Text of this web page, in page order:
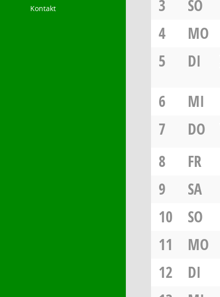
Kontakt 3
SO
4
MO
5
DI
6
MI
7
DO
8
FR
9
SA
10
SO
11
MO
12
DI